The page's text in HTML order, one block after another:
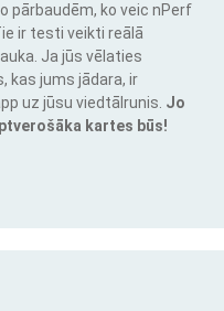
pārbaudēm, ko veic nPerf
ir testi veikti reālā
Ja jūs vēlaties
kas jums jādara, ir
uz jūsu viedtālrunis. Jo
kartes būs!